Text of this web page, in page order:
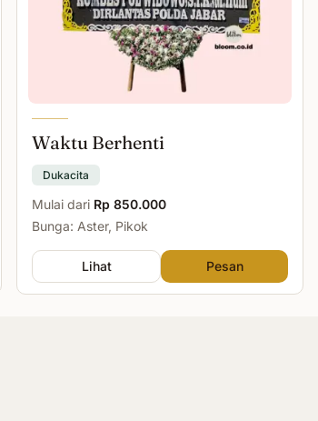
Waktu Berhenti
Dukacita
Mulai dari Rp 850.000
Bunga: Aster, Pikok
Lihat Pesan